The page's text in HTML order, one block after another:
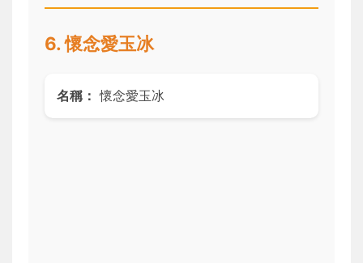
6. 懷念愛玉冰
名稱： 懷念愛玉冰